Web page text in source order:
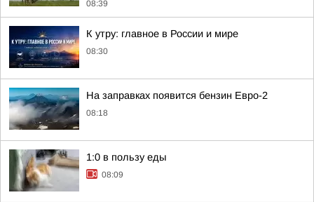
08:39
К утру: главное в России и мире
08:30
На заправках появится бензин Евро-2
08:18
1:0 в пользу еды
08:09